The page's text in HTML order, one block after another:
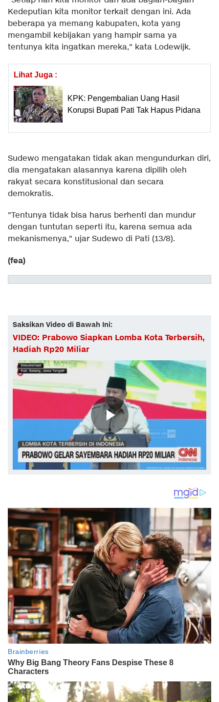
Kedeputian kita monitor terkait dengan ini. Ada
beberapa ya memang kabupaten, kota yang
mengambil kebijakan yang hampir sama ya
tentunya kita ingatkan mereka," kata Lodewijk.
Lihat Juga :
KPK: Pengembalian Uang Hasil
Korupsi Bupati Pati Tak Hapus Pidana
Sudewo mengatakan tidak akan mengundurkan diri,
dia mengatakan alasannya karena dipilih oleh
rakyat secara konstitusional dan secara
demokratis.
"Tentunya tidak bisa harus berhenti dan mundur
dengan tuntutan seperti itu, karena semua ada
mekanismenya," ujar Sudewo di Pati (13/8).
(fea)
Saksikan Video di Bawah Ini:
VIDEO: Prabowo Siapkan Lomba Kota Terbersih,
Hadiah Rp20 Miliar